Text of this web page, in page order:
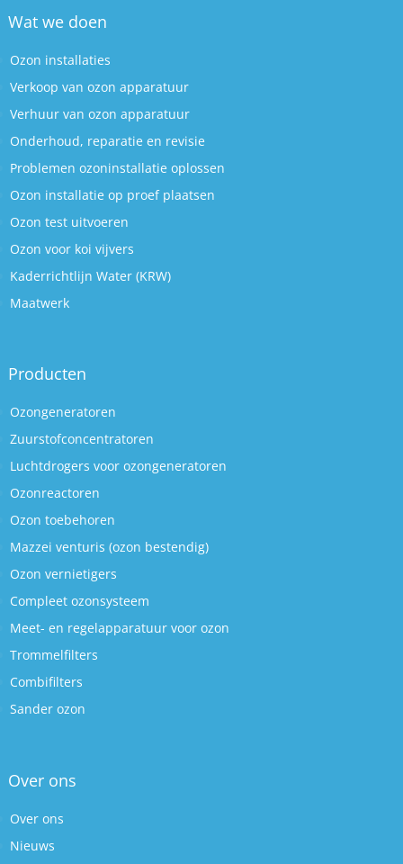
Wat we doen
Ozon installaties
Verkoop van ozon apparatuur
Verhuur van ozon apparatuur
Onderhoud, reparatie en revisie
Problemen ozoninstallatie oplossen
Ozon installatie op proef plaatsen
Ozon test uitvoeren
Ozon voor koi vijvers
Kaderrichtlijn Water (KRW)
Maatwerk
Producten
Ozongeneratoren
Zuurstofconcentratoren
Luchtdrogers voor ozongeneratoren
Ozonreactoren
Ozon toebehoren
Mazzei venturis (ozon bestendig)
Ozon vernietigers
Compleet ozonsysteem
Meet- en regelapparatuur voor ozon
Trommelfilters
Combifilters
Sander ozon
Over ons
Over ons
Nieuws